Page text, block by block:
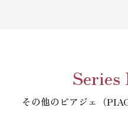
Series
その他のピアジェ（